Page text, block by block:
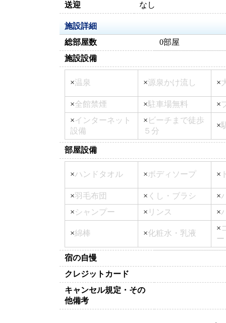
送迎
なし
施設詳細
総部屋数
0部屋
施設設備
×温泉 ×源泉かけ流し ×
×全館禁煙 ×駐車場無料 ×
×インターネット
設備
× ビーチまで徒歩
５分
×
部屋設備
×ハンドタオル ×ボディソープ ×
×羽毛布団 × くし・ブラシ ×
×シャンプー × リンス ×
×綿棒 ×化粧水・乳液
×
ー
宿の自慢
クレジットカード
キャンセル規定・その
他備考